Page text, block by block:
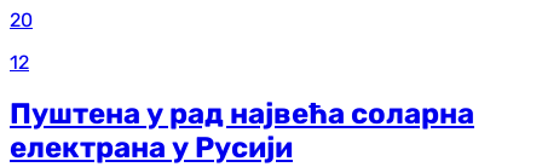
20
12
Пуштена у рад највећа соларна
електрана у Русији